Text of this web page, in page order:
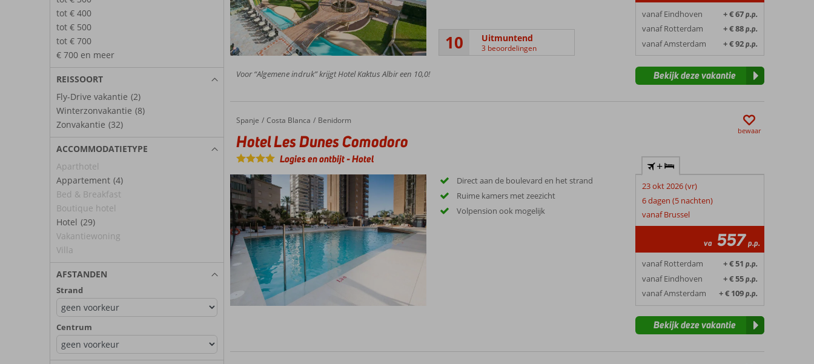
tot € 400
tot € 500
tot € 700
€ 700 en meer
REISSOORT
Fly-Drive vakantie (2)
Winterzonvakantie (8)
Zonvakantie (32)
ACCOMMODATIETYPE
Aparthotel
Appartement (4)
Bed & Breakfast
Boutique hotel
Hotel (29)
Vakantiewoning
Villa
AFSTANDEN
Strand
Centrum
10 Uitmuntend
3 beoordelingen
vanaf Eindhoven + € 67p.p.
vanaf Rotterdam + € 88p.p.
vanaf Amsterdam + € 92p.p.
Voor “Algemene indruk” krijgt Hotel Kaktus Albir een 10,0! Bekijk deze vakantie
Home
Spanje Costa Blanca Benidorm
Hotel Les Dunes Comodoro
Hotel Les Dunes Comodoro
Logies en ontbijt-Hotel
bewaar
Direct aan de boulevard en het strand
Ruime kamers met zeezicht
Volpension ook mogelijk
+
23 okt 2026 (vr)
6 dagen (5 nachten)
vanaf Brussel
va 557 p.p.
vanaf Rotterdam + € 51 p.p.
vanaf Eindhoven + € 55p.p.
vanaf Amsterdam + € 109p.p.
Bekijk deze vakantie